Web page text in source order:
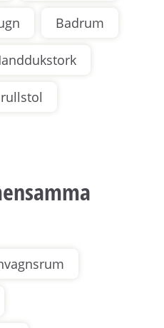
Badrum